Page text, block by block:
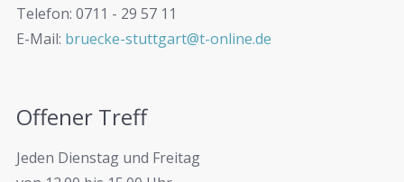
Telefon: 0711 - 29 57 11
E-Mail: bruecke-stuttgart@t-online.de
Offener Treff
Jeden Dienstag und Freitag